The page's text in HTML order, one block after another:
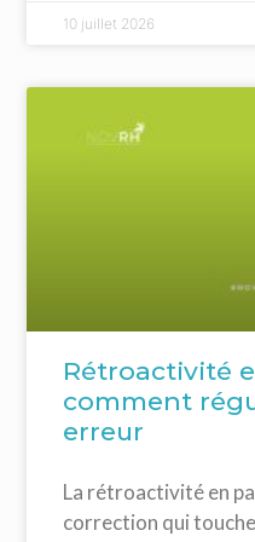
10 juillet 2026
Rétroactivité
comment
erreur
La rétroactivité en
correction qui